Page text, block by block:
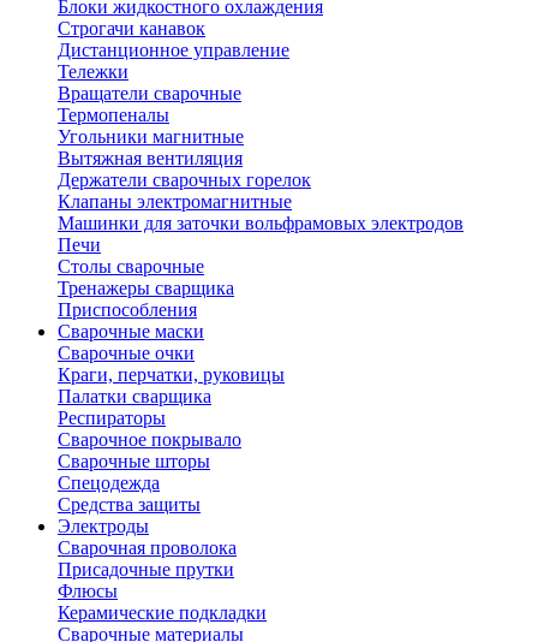
Блоки жидкостного охлаждения
Строгачи канавок
Дистанционное управление
Тележки
Вращатели сварочные
Термопеналы
Угольники магнитные
Вытяжная вентиляция
Держатели сварочных горелок
Клапаны электромагнитные
Машинки для заточки вольфрамовых электродов
Печи
Столы сварочные
Тренажеры сварщика
Приспособления
Сварочные маски
Сварочные очки
Краги, перчатки, руковицы
Палатки сварщика
Респираторы
Сварочное покрывало
Сварочные шторы
Спецодежда
Средства защиты
Электроды
Сварочная проволока
Присадочные прутки
Флюсы
Керамические подкладки
Сварочные материалы